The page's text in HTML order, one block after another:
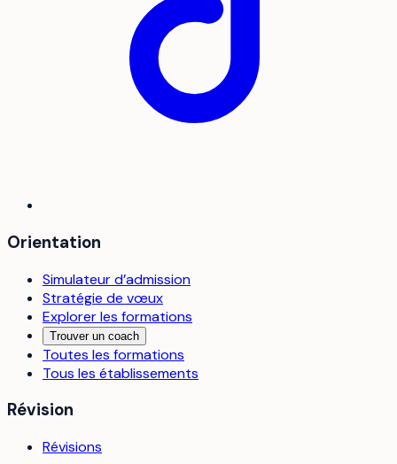
Orientation
Simulateur d’admission
Stratégie de vœux
Explorer les formations
Trouver un coach
Toutes les formations
Tous les établissements
Révision
Révisions